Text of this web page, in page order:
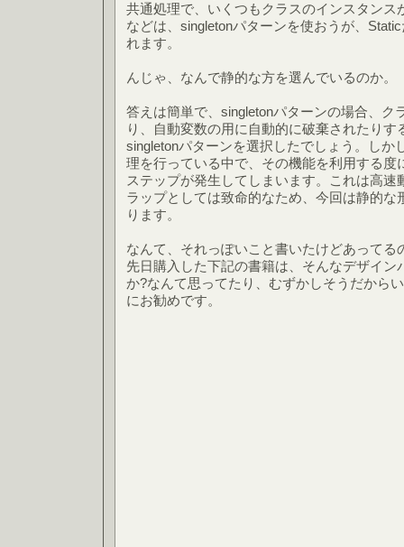
共通処理で、いくつもクラスのインスタンス
などは、singletonパターンを使おうが、
れます。
んじゃ、なんで静的な方を選んでいるのか。
答えは簡単で、singletonパターンの場合、ク
り、自動変数の用に自動的に破棄されたりす
singletonパターンを選択したでしょう。しか
理を行っている中で、その機能を利用する度
ステップが発生してしまいます。これは高
ラップとしては致命的なため、今回は静的な
ります。
なんて、それっぽいこと書いたけどあってる
先日購入した下記の書籍は、そんなデザイン
か?なんて思ってたり、むずかしそうだから
にお勧めです。